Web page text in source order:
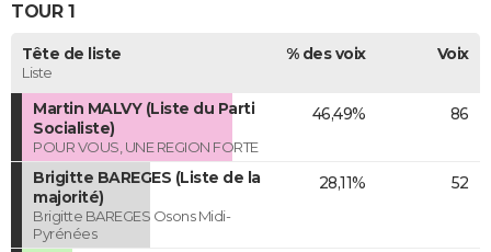
TOUR 1
Tête de liste
Liste
% des voix Voix
Martin MALVY (Liste du Parti
Socialiste)
POUR VOUS, UNE REGION FORTE
46,49% 86
Brigitte BAREGES (Liste de la
majorité)
Brigitte BAREGES Osons Midi-
Pyrénées
28,11% 52